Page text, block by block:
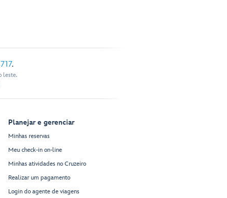
.
leste.
Planejar e gerenciar
Minhas reservas
Meu check-in on-line
Minhas atividades no Cruzeiro
Realizar um pagamento
Login do agente de viagens